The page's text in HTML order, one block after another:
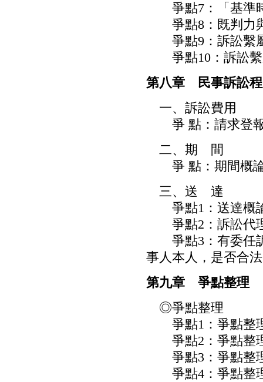
爭點7：「基準
爭點8：既判力與
爭點9：訴訟繫
爭點10：訴訟繫
第八章 民事訴訟
一、訴訟費用
爭 點：請求登報
二、期 間
爭 點：期間概
三、送 達
爭點1：送達概
爭點2：訴訟代
爭點3：有委任訴
事人本人，是否合
第九章 爭點整理
◎爭點整理
爭點1：爭點整
爭點2：爭點整
爭點3：爭點整
爭點4：爭點整